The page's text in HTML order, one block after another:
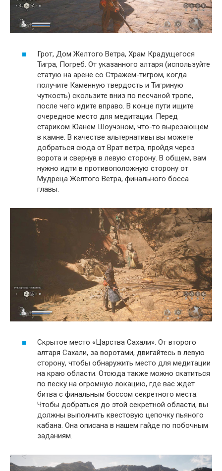
Грот, Дом Желтого Ветра, Храм Крадущегося
Тигра, Погреб. От указанного алтаря (используйте
статую на арене со Стражем-тигром, когда
получите Каменную твердость и Тигриную
чуткость) скользите вниз по песчаной тропе,
после чего идите вправо. В конце пути ищите
очередное место для медитации. Перед
стариком Юанем Шоучэном, что-то вырезающем
в камне. В качестве альтернативы вы можете
добраться сюда от Врат ветра, пройдя через
ворота и свернув в левую сторону. В общем, вам
нужно идти в противоположную сторону от
Мудреца Желтого Ветра, финального босса
главы.
Скрытое место «Царства Сахали». От второго
алтаря Сахали, за воротами, двигайтесь в левую
сторону, чтобы обнаружить место для медитации
на краю области. Отсюда также можно скатиться
по песку на огромную локацию, где вас ждет
битва с финальным боссом секретного места.
Чтобы добраться до этой секретной области, вы
должны выполнить квестовую цепочку пьяного
кабана. Она описана в нашем гайде по побочным
заданиям.